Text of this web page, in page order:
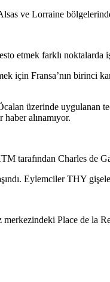
ve Lorraine
etmek farklı
Fransa’nın birinci
üzerinde uygulanan
alınamıyor.
Charles de
Eylemciler THY
Place de la